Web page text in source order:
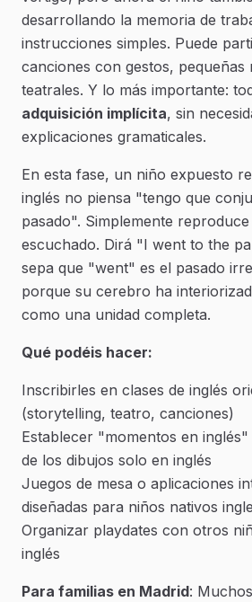
desarrollando la memoria de
instrucciones simples. Puede
canciones con gestos, pequeñas
teatrales. Y lo más importante:
adquisición implícita, sin
explicaciones gramaticales.
En esta fase, un niño expuesto
inglés no piensa "tengo que
pasado". Simplemente
escuchado. Dirá "I went to the
sepa que "went" es el pasado
porque su cerebro ha
como una unidad completa.
Qué podéis hacer:
Inscribirles en clases de inglés
(storytelling, teatro, canciones)
Establecer "momentos en
de los dibujos solo en inglés
Juegos de mesa o aplicaciones
diseñadas para niños nativos
Organizar playdates con otros
inglés
Para familias en Madrid: